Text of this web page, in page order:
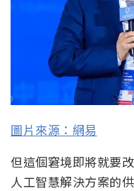
圖片來源：網易
但這個窘境即將就要
人工智慧解決方案的